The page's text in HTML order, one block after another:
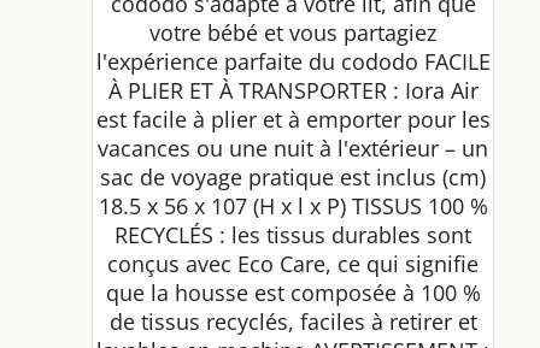
votre bébé et vous partagiez
l'expérience parfaite du cododo FACILE
À PLIER ET À TRANSPORTER : Iora Air
est facile à plier et à emporter pour les
vacances ou une nuit à l'extérieur – un
sac de voyage pratique est inclus (cm)
18.5 x 56 x 107 (H x l x P) TISSUS 100 %
RECYCLÉS : les tissus durables sont
conçus avec Eco Care, ce qui signifie
que la housse est composée à 100 %
de tissus recyclés, faciles à retirer et